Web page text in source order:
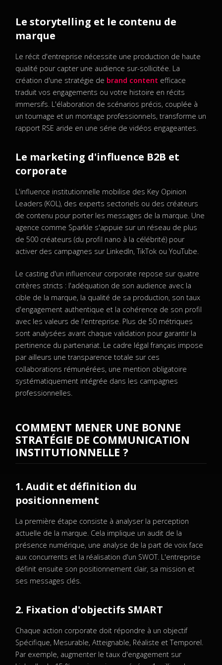
Le storytelling et le contenu de
marque
Le récit d'entreprise nécessite une production de haute
qualité pour capter une audience sur-sollicitée. La
création d'une stratégie de brand content efficace
traduit vos engagements ou votre histoire en récits
immersifs. L'élaboration de scénarios précis, couplée à
un tournage et un montage professionnels, transforme un
rapport RSE aride en une série de vidéos engageantes.
Le marketing d'influence B2B et
corporate
L'influence institutionnelle mobilise des Key Opinion
Leaders (KOL), des experts sectoriels ou des créateurs
de contenu pour porter les messages de la marque. Une
agence comme Sparkle s'appuie sur un réseau de plus
de 500 créateurs (du profil nano à la célébrité) pour
activer des campagnes sur LinkedIn, TikTok ou YouTube.
Le casting d'un influenceur corporate repose sur quatre
critères stricts : l'adéquation de son audience avec la
cible de la marque, la qualité de sa production, son taux
d'engagement authentique et la cohérence de son profil
avec les valeurs de l'entreprise. Plus de 50 métriques
sont analysées avant chaque validation pour garantir la
pertinence du partenariat. Le cadre légal français impose
par ailleurs une transparence totale sur ces
collaborations rémunérées, une mention obligatoire
systématiquement intégrée dans les campagnes
professionnelles.
COMMENT MENER UNE BONNE
STRATÉGIE DE COMMUNICATION
INSTITUTIONNELLE ?
1. Audit et définition du
positionnement
La première étape consiste à analyser la perception
actuelle de la marque. Cela implique un audit de la
présence numérique, une analyse de la part de voix face
aux concurrents et la réalisation d'un SWOT. L'entreprise
définit ensuite son positionnement clair, sa mission et
ses messages clés.
2. Fixation d'objectifs SMART
Chaque action corporate doit répondre à un objectif
Spécifique, Mesurable, Atteignable, Réaliste et Temporel.
Par exemple, augmenter le taux d'engagement sur